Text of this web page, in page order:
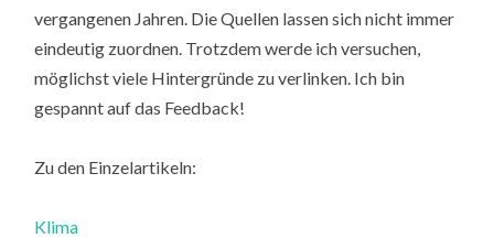
vergangenen Jahren. Die Quellen lassen sich nicht immer
eindeutig zuordnen. Trotzdem werde ich versuchen,
möglichst viele Hintergründe zu verlinken. Ich bin
gespannt auf das Feedback!
Zu den Einzelartikeln:
Klima